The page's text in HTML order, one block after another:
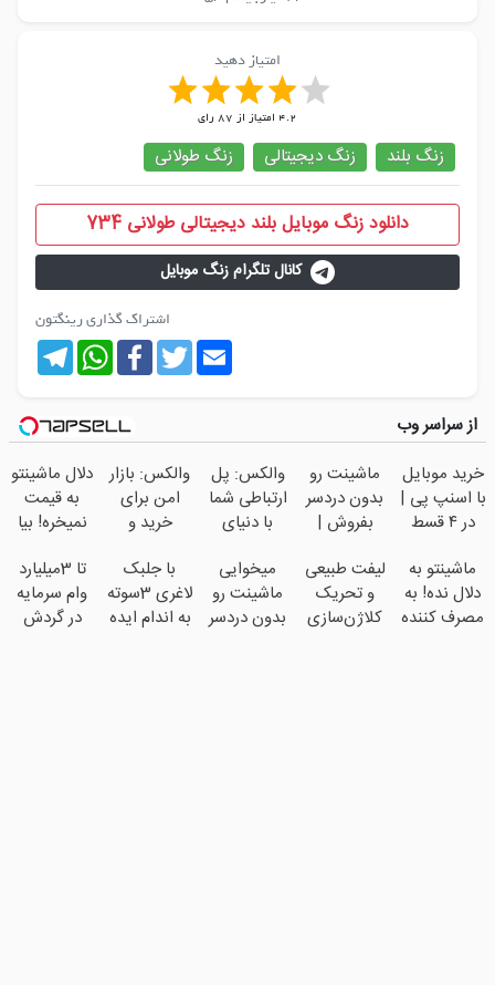
امتیاز دهید
4.2 امتیاز از 87رای
زنگ بلند زنگ دیجیتالی زنگ طولانی
دانلود زنگ موبایل بلند دیجیتالی طولانی 734
کانال تلگرام زنگ موبایل
اشتراک گذاری رینگتون
Telegram
WhatsAppFacebookTwitterEmail
از سراسر وب
خرید موبایل
با اسنپ پی |
در ۴ قسط
کارمزد!
ماشینت رو
بدون دردسر
بفروش |
کمسیون 😍
والکس: پل
ارتباطی شما
با دنیای
دیجیتال
والکس: بازار
امن برای
خرید و
دارایی‌های
دیجیتال
دلال ماشینتو
به قیمت
نمیخره! بیا
قیمت
بفروش*فقط
خریدار
ماشینتو به
دلال نده! به
مصرف کننده
لیفت طبیعی
و تحریک
کلاژن‌سازی
میخوایی
ماشینت رو
بدون دردسر
با جلبک
لاغری 3سوته
به اندام ایده
تا 3میلیارد
وام سرمایه
در گردش